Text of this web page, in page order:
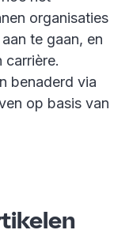
organisaties
te gaan, en
carrière.
benaderd via
op basis van